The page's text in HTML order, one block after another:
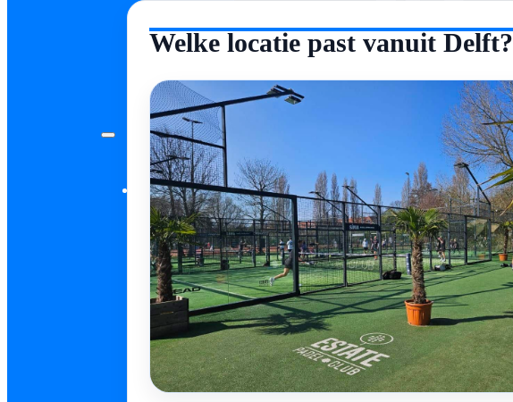
Padellessen
Padellessen
Boek jouw les binnen 2 minuten
Boek Padelles Bekijk lessenreeks
Welke locatie past vanuit Delft?